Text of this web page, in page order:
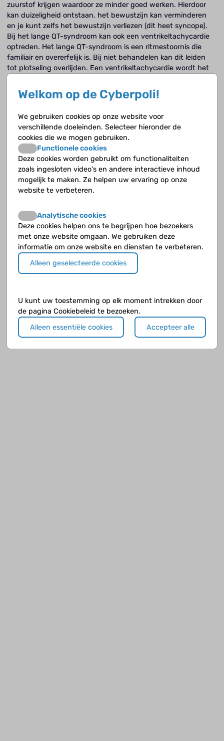
zuurstof krijgen waardoor ze minder goed werken. Hierdoor
kan duizeligheid ontstaan, het bewustzijn kan verminderen
en je kunt zelfs het bewustzijn verliezen (dit heet syncope).
Bij het lange QT-syndroom kan ook een ventrikeltachycardie
optreden. Het lange QT-syndroom is een ritmestoornis die
familiair en overerfelijk is. Bij niet behandelen kan dit leiden
tot plotseling overlijden. Een ventrikeltachycardie wordt het
vaakst gezien bij kinderen met een aangeboren hartafwijking
of als eerste teken van bijvoorbeeld cardiomyopathie of
myocarditis en bij erfelijke ritmestoornissen.
Zoekresultaten voor "Ventrikeltachycardie"
op de Cyberpoli
Aangeboren hartafwijkingen
Als eenmaal een hartafwijking is vastgesteld is in
verreweg de meeste gevallen behandeling
noodzakelijk. Om vast te stellen of behandeling
nodig is en op welke termijn zal veelvuldig bezoek
aan het ziekenhuis of zelfs verblijf nodig zijn.
Welkom op de Cyberpoli!
We gebruiken cookies op onze website voor
verschillende doeleinden. Selecteer hieronder de
cookies die we mogen gebruiken.
Functionele cookies
Deze cookies worden gebruikt om functionaliteiten
zoals ingesloten video's en andere interactieve inhoud
mogelijk te maken. Ze helpen uw ervaring op onze
website te verbeteren.
Analytische cookies
Deze cookies helpen ons te begrijpen hoe bezoekers
met onze website omgaan. We gebruiken deze
informatie om onze website en diensten te verbeteren.
Alleen geselecteerde cookies
U kunt uw toestemming op elk moment intrekken door
de pagina Cookiebeleid te bezoeken.
Alleen essentiële cookies
Accepteer alle